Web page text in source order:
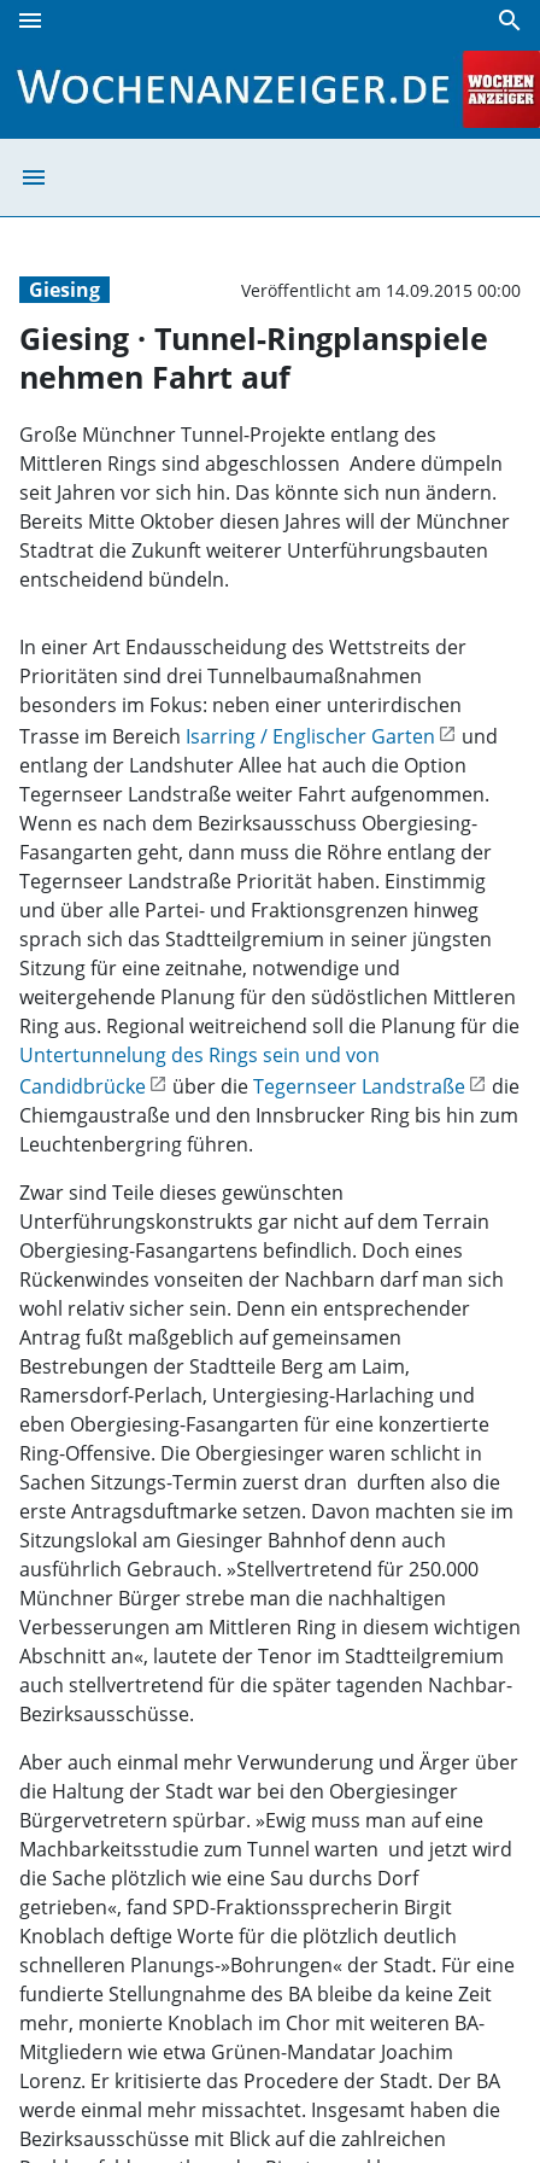
menu search
menu
Giesing Veröffentlicht am 14.09.2015 00:00
Giesing · Tunnel-Ringplanspiele
nehmen Fahrt auf
Große Münchner Tunnel-Projekte entlang des
Mittleren Rings sind abgeschlossen  Andere dümpeln
seit Jahren vor sich hin. Das könnte sich nun ändern.
Bereits Mitte Oktober diesen Jahres will der Münchner
Stadtrat die Zukunft weiterer Unterführungsbauten
entscheidend bündeln.
In einer Art Endausscheidung des Wettstreits der
Prioritäten sind drei Tunnelbaumaßnahmen
besonders im Fokus: neben einer unterirdischen
Trasse im Bereich Isarring / Englischer Garten
und
entlang der Landshuter Allee hat auch die Option
Tegernseer Landstraße weiter Fahrt aufgenommen.
Wenn es nach dem Bezirksausschuss Obergiesing-
Fasangarten geht, dann muss die Röhre entlang der
Tegernseer Landstraße Priorität haben. Einstimmig
und über alle Partei- und Fraktionsgrenzen hinweg
sprach sich das Stadtteilgremium in seiner jüngsten
Sitzung für eine zeitnahe, notwendige und
weitergehende Planung für den südöstlichen Mittleren
Ring aus. Regional weitreichend soll die Planung für die
Untertunnelung des Rings sein und von
Candidbrücke
über dieTegernseer Landstraße
die
Chiemgaustraße und den Innsbrucker Ring bis hin zum
Leuchtenbergring führen.
Zwar sind Teile dieses gewünschten
Unterführungskonstrukts gar nicht auf dem Terrain
Obergiesing-Fasangartens befindlich. Doch eines
Rückenwindes vonseiten der Nachbarn darf man sich
wohl relativ sicher sein. Denn ein entsprechender
Antrag fußt maßgeblich auf gemeinsamen
Bestrebungen der Stadtteile Berg am Laim,
Ramersdorf-Perlach, Untergiesing-Harlaching und
eben Obergiesing-Fasangarten für eine konzertierte
Ring-Offensive. Die Obergiesinger waren schlicht in
Sachen Sitzungs-Termin zuerst dran  durften also die
erste Antragsduftmarke setzen. Davon machten sie im
Sitzungslokal am Giesinger Bahnhof denn auch
ausführlich Gebrauch. »Stellvertretend für 250.000
Münchner Bürger strebe man die nachhaltigen
Verbesserungen am Mittleren Ring in diesem wichtigen
Abschnitt an«, lautete der Tenor im Stadtteilgremium
auch stellvertretend für die später tagenden Nachbar-
Bezirksausschüsse.
Aber auch einmal mehr Verwunderung und Ärger über
die Haltung der Stadt war bei den Obergiesinger
Bürgervetretern spürbar. »Ewig muss man auf eine
Machbarkeitsstudie zum Tunnel warten  und jetzt wird
die Sache plötzlich wie eine Sau durchs Dorf
getrieben«, fand SPD-Fraktionssprecherin Birgit
Knoblach deftige Worte für die plötzlich deutlich
schnelleren Planungs-»Bohrungen« der Stadt. Für eine
fundierte Stellungnahme des BA bleibe da keine Zeit
mehr, monierte Knoblach im Chor mit weiteren BA-
Mitgliedern wie etwa Grünen-Mandatar Joachim
Lorenz. Er kritisierte das Procedere der Stadt. Der BA
werde einmal mehr missachtet. Insgesamt haben die
Bezirksausschüsse mit Blick auf die zahlreichen